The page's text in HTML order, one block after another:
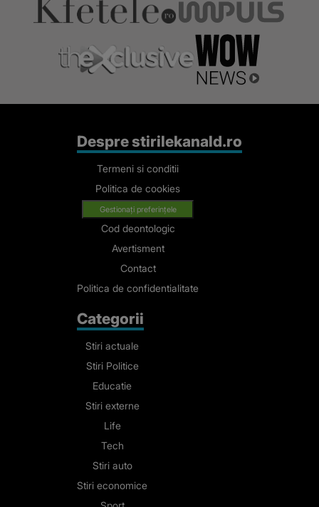
Despre stirilekanald.ro
Termeni si conditii
Politica de cookies
Gestionați preferințele
Cod deontologic
Avertisment
Contact
Politica de confidentialitate
Categorii
Stiri actuale
Stiri Politice
Educatie
Stiri externe
Life
Tech
Stiri auto
Stiri economice